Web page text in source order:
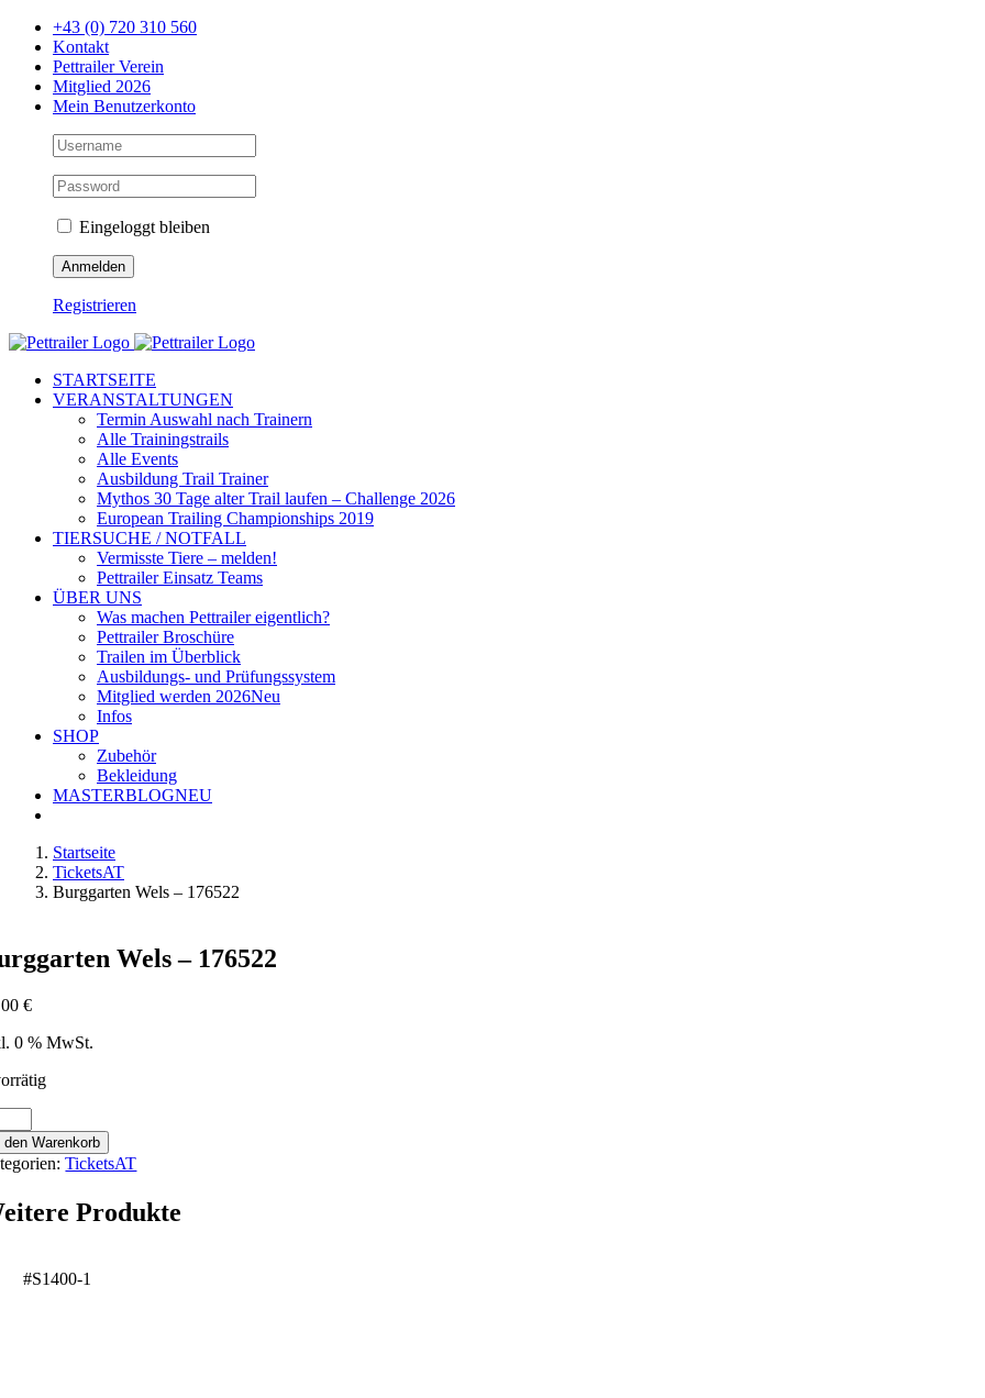
Zum
Inhalt
springen
+43 (0) 720 310 560
Kontakt
Pettrailer Verein
Mitglied 2026
Mein Benutzerkonto
Eingeloggt bleiben
Registrieren
Facebook
X
YouTube
Instagram
STARTSEITE
VERANSTALTUNGEN
Termin Auswahl nach Trainern
Alle Trainingstrails
Alle Events
Ausbildung Trail Trainer
Mythos 30 Tage alter Trail laufen – Challenge 2026
European Trailing Championships 2019
TIERSUCHE / NOTFALL
Vermisste Tiere – melden!
Pettrailer Einsatz Teams
ÜBER UNS
Was machen Pettrailer eigentlich?
Pettrailer Broschüre
Trailen im Überblick
Ausbildungs- und Prüfungssystem
Mitglied werden 2026Neu
Infos
SHOP
Zubehör
Bekleidung
MASTERBLOGNEU
Startseite
TicketsAT
Burggarten Wels – 176522
Wels – 176522
€
0 % MwSt.
den Warenkorb
TicketsAT
Produkte
#S1400-1